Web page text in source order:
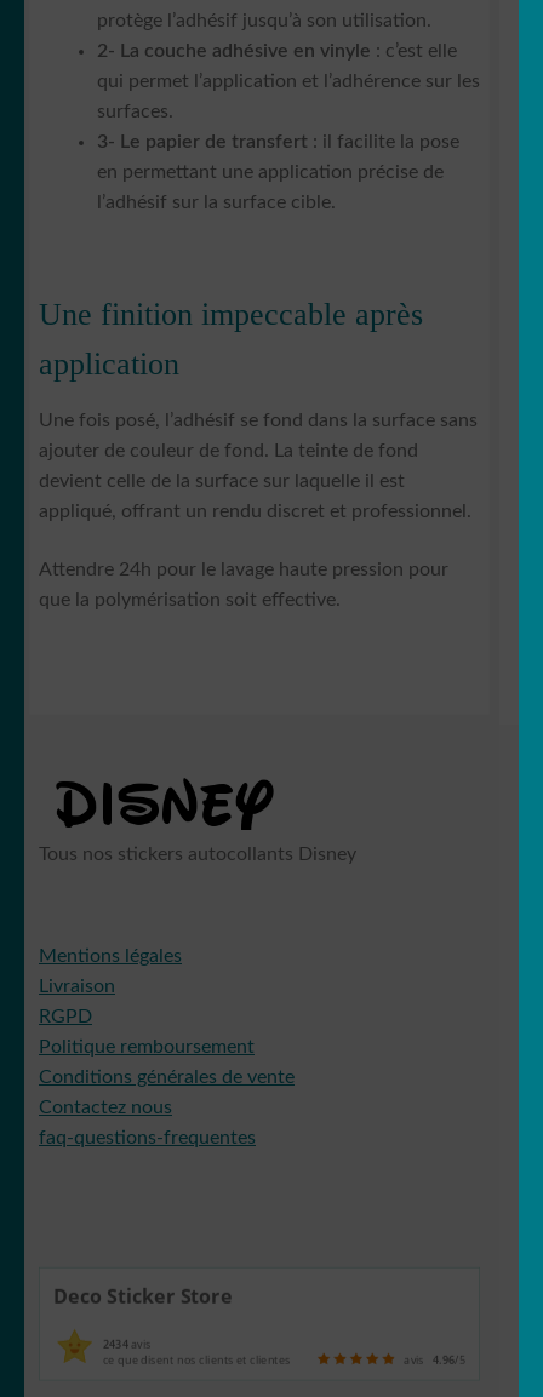
protège l’adhésif jusqu’à son utilisation.
2- La couche adhésive en vinyle : c’est elle
qui permet l’application et l’adhérence sur les
surfaces.
3- Le papier de transfert : il facilite la pose
en permettant une application précise de
l’adhésif sur la surface cible.
Une finition impeccable après
application
Une fois posé, l’adhésif se fond dans la surface sans
ajouter de couleur de fond. La teinte de fond
devient celle de la surface sur laquelle il est
appliqué, offrant un rendu discret et professionnel.
Attendre 24h pour le lavage haute pression pour
que la polymérisation soit effective.
Tous nos stickers autocollants Disney
Mentions légales
Livraison
RGPD
Politique remboursement
Conditions générales de vente
Contactez nous
faq-questions-frequentes
Deco Sticker Store
2434avis
ce que disent nos clients et clientes avis 4.96/5